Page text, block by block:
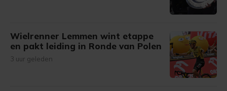
Wielrenner Lemmen wint etappe
en pakt leiding in Ronde van Polen
3 uur geleden